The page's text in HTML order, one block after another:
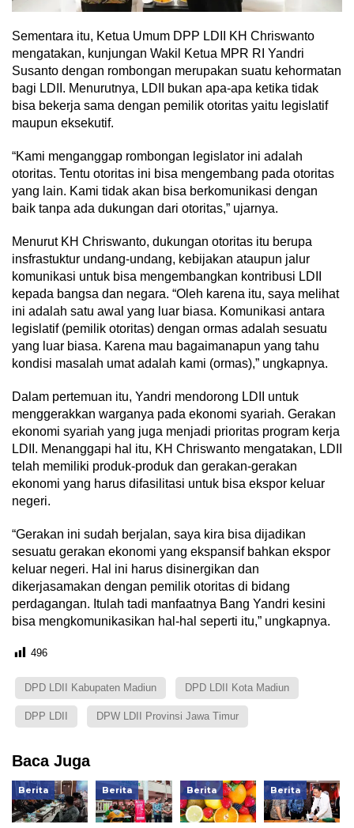
Sementara itu, Ketua Umum DPP LDII KH Chriswanto
mengatakan, kunjungan Wakil Ketua MPR RI Yandri
Susanto dengan rombongan merupakan suatu kehormatan
bagi LDII. Menurutnya, LDII bukan apa-apa ketika tidak
bisa bekerja sama dengan pemilik otoritas yaitu legislatif
maupun eksekutif.
“Kami menganggap rombongan legislator ini adalah
otoritas. Tentu otoritas ini bisa mengembang pada otoritas
yang lain. Kami tidak akan bisa berkomunikasi dengan
baik tanpa ada dukungan dari otoritas,” ujarnya.
Menurut KH Chriswanto, dukungan otoritas itu berupa
insfrastuktur undang-undang, kebijakan ataupun jalur
komunikasi untuk bisa mengembangkan kontribusi LDII
kepada bangsa dan negara. “Oleh karena itu, saya melihat
ini adalah satu awal yang luar biasa. Komunikasi antara
legislatif (pemilik otoritas) dengan ormas adalah sesuatu
yang luar biasa. Karena mau bagaimanapun yang tahu
kondisi masalah umat adalah kami (ormas),” ungkapnya.
Dalam pertemuan itu, Yandri mendorong LDII untuk
menggerakkan warganya pada ekonomi syariah. Gerakan
ekonomi syariah yang juga menjadi prioritas program kerja
LDII. Menanggapi hal itu, KH Chriswanto mengatakan, LDII
telah memiliki produk-produk dan gerakan-gerakan
ekonomi yang harus difasilitasi untuk bisa ekspor keluar
negeri.
“Gerakan ini sudah berjalan, saya kira bisa dijadikan
sesuatu gerakan ekonomi yang ekspansif bahkan ekspor
keluar negeri. Hal ini harus disinergikan dan
dikerjasamakan dengan pemilik otoritas di bidang
perdagangan. Itulah tadi manfaatnya Bang Yandri kesini
bisa mengkomunikasikan hal-hal seperti itu,” ungkapnya.
496
DPD LDII Kabupaten Madiun DPD LDII Kota Madiun
DPP LDII DPW LDII Provinsi Jawa Timur
Baca Juga
Berita Berita Berita Berita